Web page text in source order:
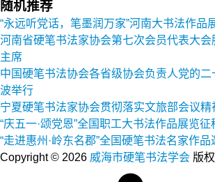
随机推荐
“永远听党话，笔墨润万家”河南大书法作品
河南省硬笔书法家协会第七次会员代表大
主席
中国硬笔书法协会各省级协会负责人党的
波举行
宁夏硬笔书法家协会贯彻落实文旅部会议
“庆五一·颂党恩”全国职工大书法作品展览征
“走进惠州·岭东名郡”全国硬笔书法名家作
Copyright © 2026 威海市硬笔书法学会 版